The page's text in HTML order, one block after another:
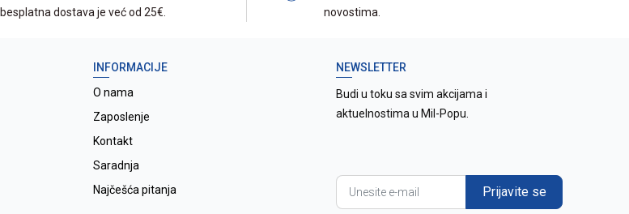
besplatna dostava je već od 25€.
novostima.
INFORMACIJE
O nama
Zaposlenje
Kontakt
Saradnja
Najčešća pitanja
NEWSLETTER
Budi u toku sa svim akcijama i
aktuelnostima u Mil-Popu.
Prijavite se